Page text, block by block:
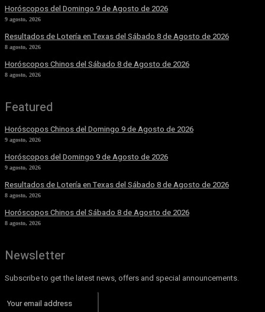
Horóscopos del Domingo 9 de Agosto de 2026
9 agosto, 2026
Resultados de Lotería en Texas del Sábado 8 de Agosto de 2026
8 agosto, 2026
Horóscopos Chinos del Sábado 8 de Agosto de 2026
8 agosto, 2026
Featured
Horóscopos Chinos del Domingo 9 de Agosto de 2026
9 agosto, 2026
Horóscopos del Domingo 9 de Agosto de 2026
9 agosto, 2026
Resultados de Lotería en Texas del Sábado 8 de Agosto de 2026
8 agosto, 2026
Horóscopos Chinos del Sábado 8 de Agosto de 2026
8 agosto, 2026
Newsletter
Subscribe to get the latest news, offers and special announcements.